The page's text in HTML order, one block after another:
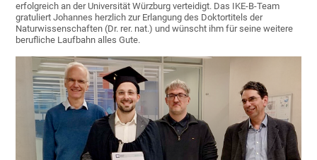
erfolgreich an der Universität Würzburg verteidigt. Das IKE-B-Team
gratuliert Johannes herzlich zur Erlangung des Doktortitels der
Naturwissenschaften (Dr. rer. nat.) und wünscht ihm für seine weitere
berufliche Laufbahn alles Gute.